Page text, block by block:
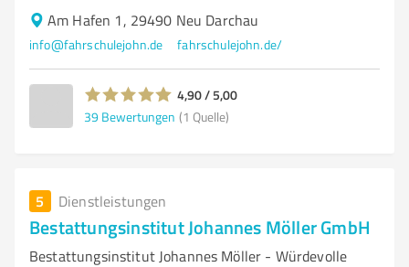
Am Hafen 1, 29490 Neu Darchau
info@fahrschulejohn.de fahrschulejohn.de/
4,90 / 5,00
39 Bewertungen (1 Quelle)
5 Dienstleistungen
Bestattungsinstitut Johannes Möller GmbH
Bestattungsinstitut Johannes Möller - Würdevolle